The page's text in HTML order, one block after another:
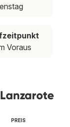
Voraus
PREIS